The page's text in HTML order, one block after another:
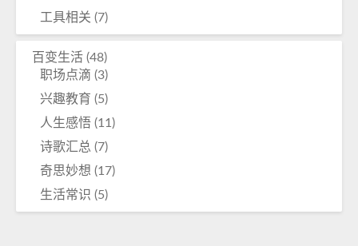
工具相关 (7)
百变生活 (48)
职场点滴 (3)
兴趣教育 (5)
人生感悟 (11)
诗歌汇总 (7)
奇思妙想 (17)
生活常识 (5)